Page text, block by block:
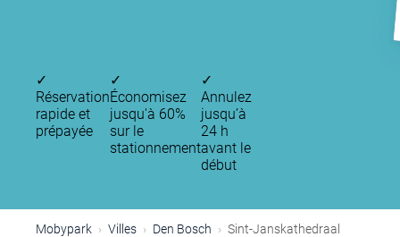
✓
Réservation
rapide et
prépayée
✓
Économisez
jusqu'à 60%
sur le
stationnement
✓
Annulez
jusqu’à
24 h
avant le
début
Mobypark Villes Den Bosch Sint-Janskathedraal